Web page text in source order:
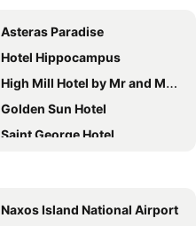
Asteras Paradise
Hotel Hippocampus
High Mill Hotel by Mr and Mrs White
Golden Sun Hotel
Saint George Hotel
Eri Hotel
Naxos Island National Airport